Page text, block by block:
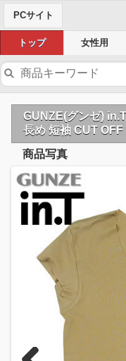
PCサイト
トップ 女性用
GUNZE(グンゼ)
長め 短袖 CUT OFF
商品写真